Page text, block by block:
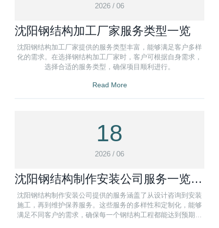
2026 / 06
沈阳钢结构加工厂家服务类型一览
沈阳钢结构加工厂家提供的服务类型丰富，能够满足客户多样
化的需求。在选择钢结构加工厂家时，客户可根据自身需求，
选择合适的服务类型，确保项目顺利进行。
Read More
18
2026 / 06
沈阳钢结构制作安装公司服务一览：
多元化需求定制
沈阳钢结构制作安装公司提供的服务涵盖了从设计咨询到安装
施工，再到维护保养服务。这些服务的多样性和定制化，能够
满足不同客户的需求，确保每一个钢结构工程都能达到预期的